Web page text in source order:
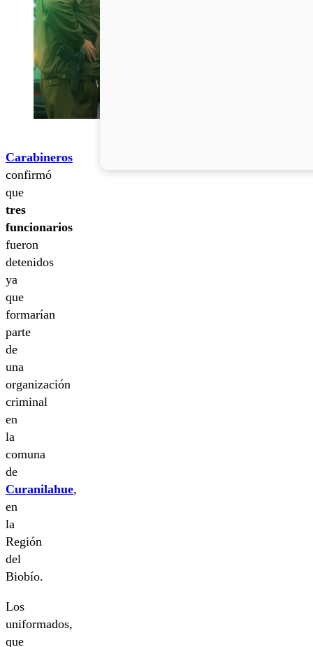
Carabineros
confirmó
que
tres
funcionarios
fueron
detenidos
ya
que
formarían
parte
de
una
organización
criminal
en
la
comuna
de
Curanilahue,
en
la
Región
del
Biobío.
Los
uniformados,
que